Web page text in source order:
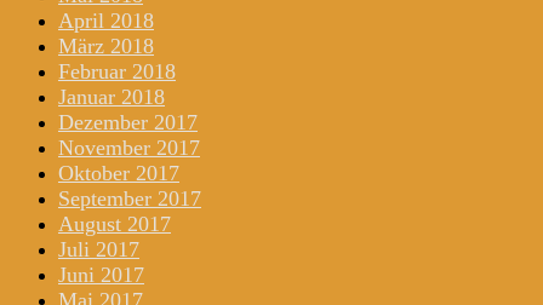
April 2018
März 2018
Februar 2018
Januar 2018
Dezember 2017
November 2017
Oktober 2017
September 2017
August 2017
Juli 2017
Juni 2017
Mai 2017